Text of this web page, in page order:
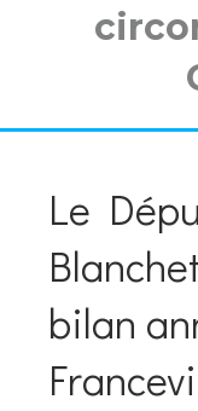
Le
bilan